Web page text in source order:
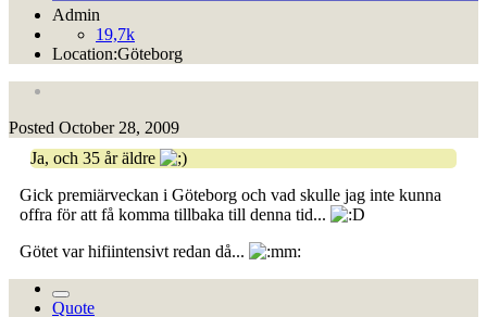
Admin
19,7k
Location:Göteborg
Posted October 28, 2009
Ja, och 35 år äldre
Gick premiärveckan i Göteborg och vad skulle jag inte kunna
offra för att få komma tillbaka till denna tid...
Götet var hifiintensivt redan då...
Quote